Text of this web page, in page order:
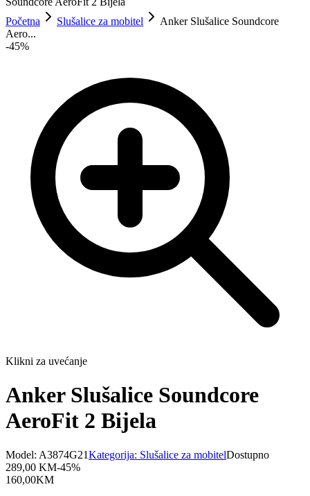
Početna
Slušalice za mobitel
Anker Slušalice Soundcore
Aero...
-45%
Klikni za uvećanje
Anker Slušalice Soundcore
AeroFit 2 Bijela
Model: A3874G21Kategorija: Slušalice za mobitelDostupno
289,00 KM-45%
160,00KM